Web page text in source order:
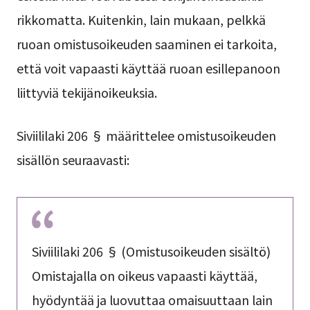
rikkomatta. Kuitenkin, lain mukaan, pelkkä
ruoan omistusoikeuden saaminen ei tarkoita,
että voit vapaasti käyttää ruoan esillepanoon
liittyviä tekijänoikeuksia.
Siviililaki 206 § määrittelee omistusoikeuden
sisällön seuraavasti:
Siviililaki 206 § (Omistusoikeuden sisältö)
Omistajalla on oikeus vapaasti käyttää,
hyödyntää ja luovuttaa omaisuuttaan lain